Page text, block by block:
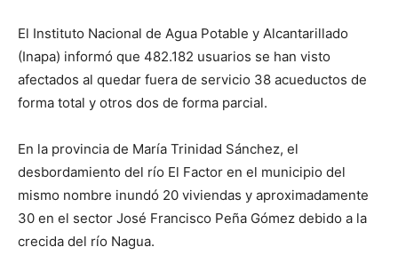
El Instituto Nacional de Agua Potable y Alcantarillado
(Inapa) informó que 482.182 usuarios se han visto
afectados al quedar fuera de servicio 38 acueductos de
forma total y otros dos de forma parcial.
En la provincia de María Trinidad Sánchez, el
desbordamiento del río El Factor en el municipio del
mismo nombre inundó 20 viviendas y aproximadamente
30 en el sector José Francisco Peña Gómez debido a la
crecida del río Nagua.